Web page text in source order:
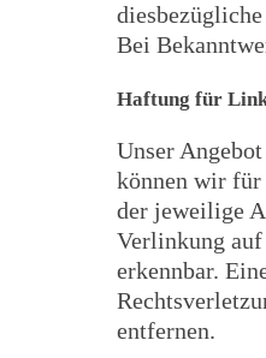
Bei
Haftung für
Unser
können wir für
der jeweilige
Verlinkung
erkennbar.
entfernen.